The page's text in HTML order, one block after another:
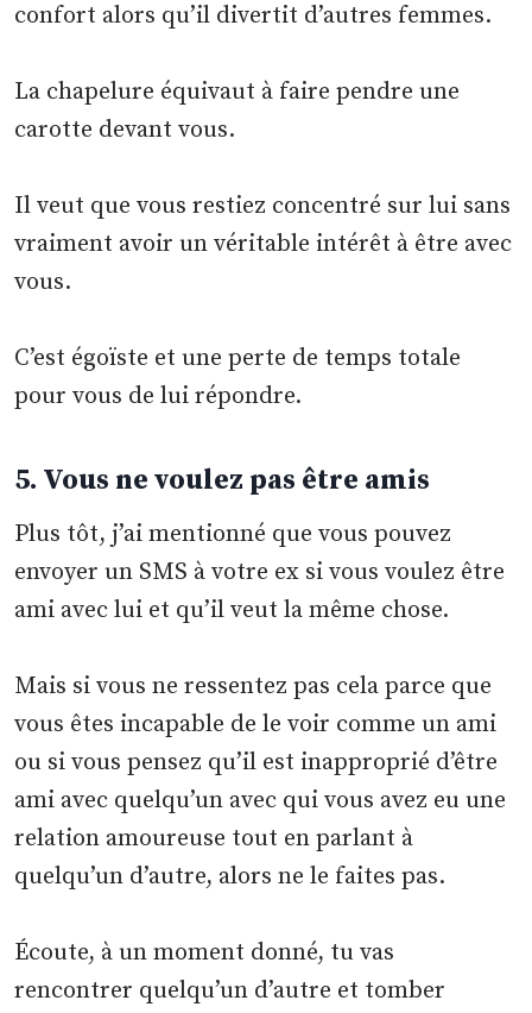
confort alors qu’il divertit d’autres femmes.
La chapelure équivaut à faire pendre une
carotte devant vous.
Il veut que vous restiez concentré sur lui sans
vraiment avoir un véritable intérêt à être avec
vous.
C’est égoïste et une perte de temps totale
pour vous de lui répondre.
5. Vous ne voulez pas être amis
Plus tôt, j’ai mentionné que vous pouvez
envoyer un SMS à votre ex si vous voulez être
ami avec lui et qu’il veut la même chose.
Mais si vous ne ressentez pas cela parce que
vous êtes incapable de le voir comme un ami
ou si vous pensez qu’il est inapproprié d’être
ami avec quelqu’un avec qui vous avez eu une
relation amoureuse tout en parlant à
quelqu’un d’autre, alors ne le faites pas.
Écoute, à un moment donné, tu vas
rencontrer quelqu’un d’autre et tomber